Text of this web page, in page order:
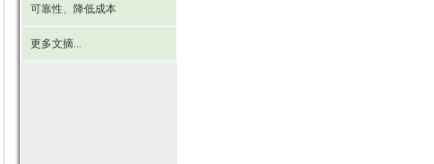
可靠性、降低成本
更多文摘...